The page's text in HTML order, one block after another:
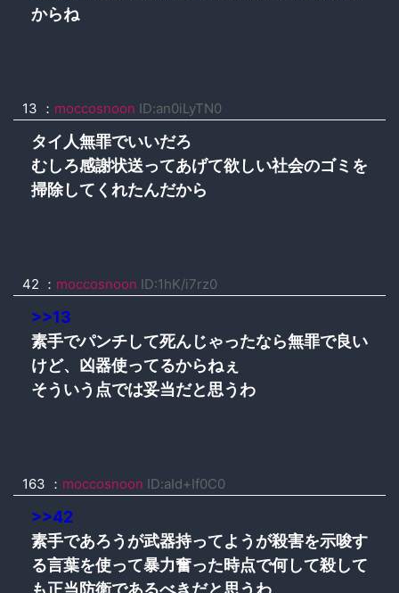
からね
13 ： moccosnoon ID:an0iLyTN0
タイ人無罪でいいだろ
むしろ感謝状送ってあげて欲しい社会のゴミを
掃除してくれたんだから
42 ： moccosnoon ID:1hK/i7rz0
>>13
素手でパンチして死んじゃったなら無罪で良い
けど、凶器使ってるからねぇ
そういう点では妥当だと思うわ
163 ： moccosnoon ID:aId+If0C0
>>42
素手であろうが武器持ってようが殺害を示唆す
る言葉を使って暴力奮った時点で何して殺して
も正当防衛であるべきだと思うわ